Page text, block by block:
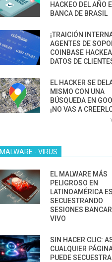
HACKEO DEL AÑO
BANCA DE BRASIL
¡TRAICIÓN
AGENTES DE
COINBASE
DATOS DE
EL HACKER SE
MISMO CON UNA
BÚSQUEDA EN
¡NO VAS A
MALWARE - VIRUS
EL MALWARE MÁS
PELIGROSO EN
LATINOAMÉRICA
SECUESTRANDO
SESIONES
VIVO
SIN HACER CLIC:
CUALQUIER
PUEDE